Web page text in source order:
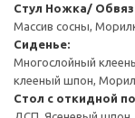
Стул Ножка/
Массив сосны,
Сиденье:
Многослойный
клееный шпон,
Стол с откидной